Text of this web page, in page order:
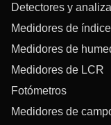
Detectores y
Medidores de
Medidores de
Medidores de LCR
Fotómetros
Medidores de